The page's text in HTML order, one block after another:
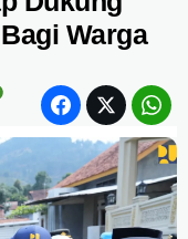
Warga